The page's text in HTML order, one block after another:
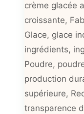
crème glacée
croissante,
Glace, glace
ingrédients,
Poudre,
production
supérieure,
transparence